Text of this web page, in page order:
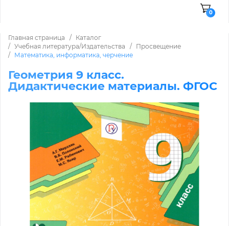
0
Главная страница
Каталог
Учебная литература/Издательства
Просвещение
Математика, информатика, черчение
Геометрия 9 класс.
Дидактические материалы. ФГОС